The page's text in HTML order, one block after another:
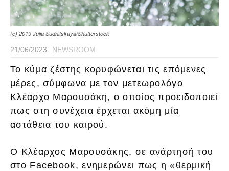
(c) 2019 Julia Sudnitskaya/Shutterstock
21/06/2023 NEWSROOM
Το κύμα ζέστης κορυφώνεται τις επόμενες
μέρες, σύμφωνα με τον μετεωρολόγο
Κλέαρχο Μαρουσάκη, ο οποίος προειδοποιεί
πως στη συνέχεια έρχεται ακόμη μία
αστάθεια του καιρού.
Ο Κλέαρχος Μαρουσάκης, σε ανάρτησή του
στο Facebook, ενημερώνει πως η «θερμική